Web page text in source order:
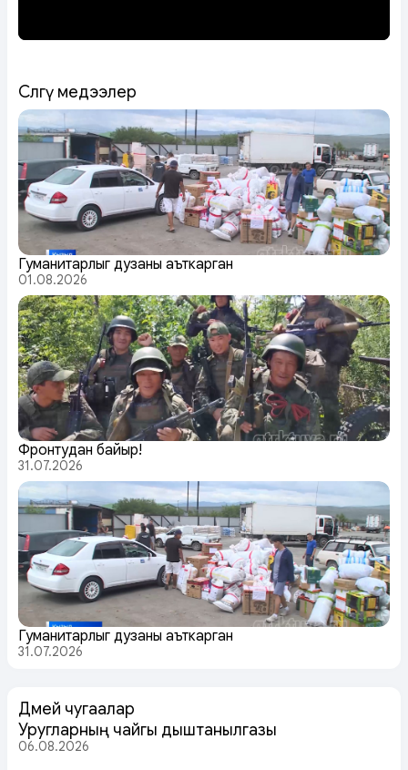
Сөөлгү медээлер
Гуманитарлыг дузаны аъткарган
01.08.2026
Фронтудан байыр!
31.07.2026
Гуманитарлыг дузаны аъткарган
31.07.2026
Дөмей чугаалар
Уругларның чайгы дыштанылгазы
06.08.2026